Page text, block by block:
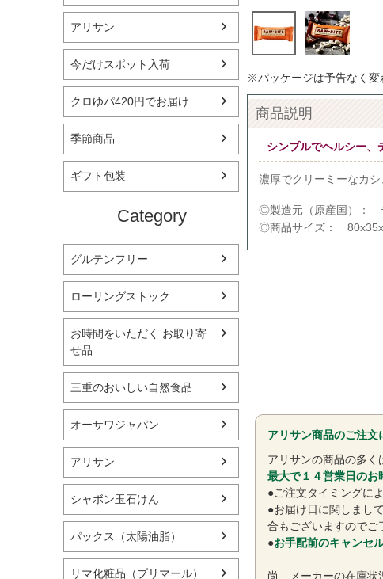
アリサン
今だけスポット入荷
クロゆパ420円でお届け
季節商品
ギフト包装
Category
グルテンフリー
ローリングストック
お時間をいただく お取り寄
せ品
三重のおいしい自然食品
オーサワジャパン
アリサン
シャボン玉石けん
パックス（太陽油脂）
リマ化粧品（プリマール）
※パッケージは予告なく変
商品説明
シンプルでヘルシー、
濃厚でクリーミーなカ
◎製造元（原産国）：
◎商品サイズ：
アリサン商品のご注文
アリサンの商品の多く
最大で１４営業日のお
●ご注文タイミングに
●お届け日に関しまし
合もございますのでご
●お手配前のキャンセ
尚、メーカーの在庫状